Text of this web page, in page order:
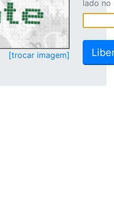
[trocar imagem]
lado no